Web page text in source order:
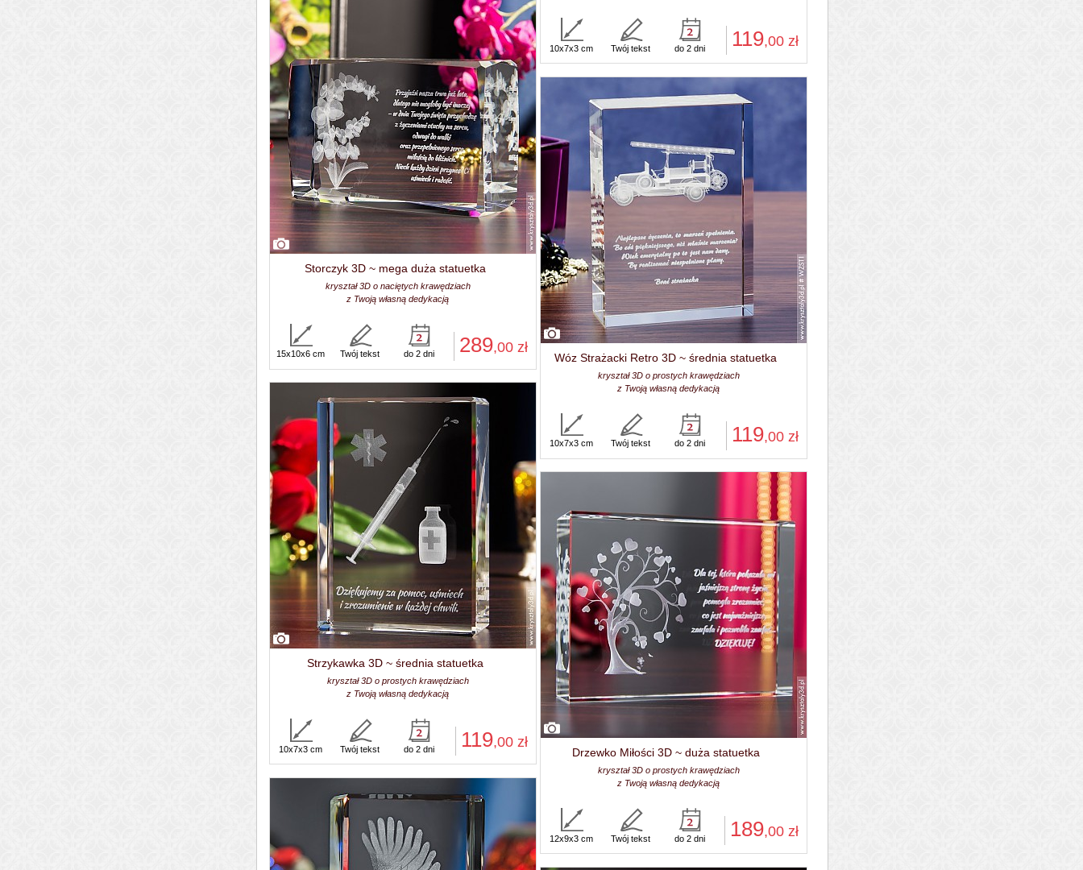
119,00zł
10x7x3 cm Twój tekst do 2 dni
Storczyk 3D ~ mega duża statuetka
kryształ 3D o naciętych krawędziach
z Twoją własną dedykacją
289,00zł
15x10x6 cm Twój tekst do 2 dni Wóz Strażacki Retro 3D ~ średnia statuetka
kryształ 3D o prostych krawędziach
z Twoją własną dedykacją
119,00zł
10x7x3 cm Twój tekst do 2 dni
Strzykawka 3D ~ średnia statuetka
kryształ 3D o prostych krawędziach
z Twoją własną dedykacją
119,00zł
10x7x3 cm Twój tekst do 2 dni Drzewko Miłości 3D ~ duża statuetka
kryształ 3D o prostych krawędziach
z Twoją własną dedykacją
189,00zł
12x9x3 cm Twój tekst do 2 dni